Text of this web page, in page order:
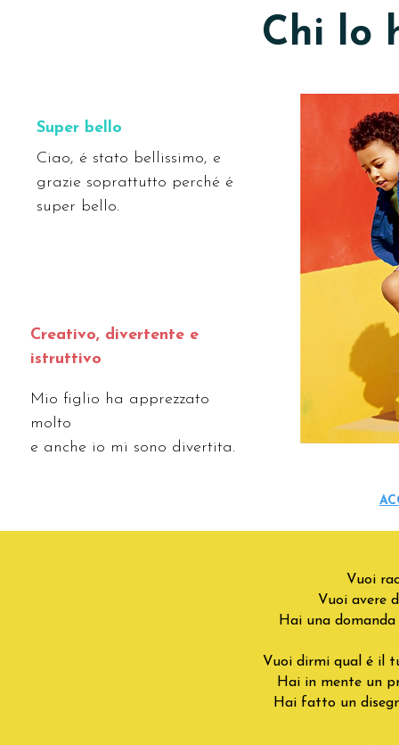
Chi lo
Super bello
Ciao, é stato bellissimo, e
grazie soprattutto perché é
super bello.
Creativo, divertente e
istruttivo
Mio figlio ha apprezzato
molto
e anche io mi sono divertita.
Vuoi
Vuoi avere
Hai una
Vuoi dirmi qual é il
Hai in mente un
Hai fatto un